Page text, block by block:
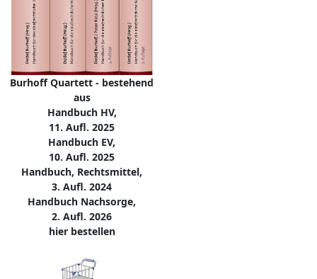
Burhoff Quartett - bestehend
aus
Handbuch HV,
11. Aufl. 2025
Handbuch EV,
10. Aufl. 2025
Handbuch, Rechtsmittel,
3. Aufl. 2024
Handbuch Nachsorge,
2. Aufl. 2026
hier bestellen